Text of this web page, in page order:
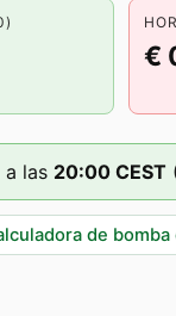
€
a las 20:00 CEST
de bomba